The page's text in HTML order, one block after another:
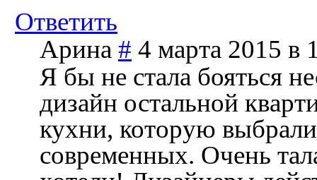
Ответить
Арина # 4 марта 2015 в
Я бы не стала бояться
дизайн остальной
кухни, которую
современных. Очень